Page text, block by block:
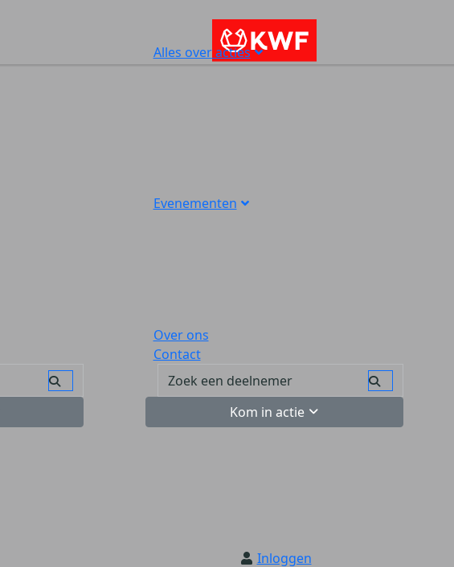
Alles over acties
Evenementen
Over ons
Contact
Kom in actie
Inloggen